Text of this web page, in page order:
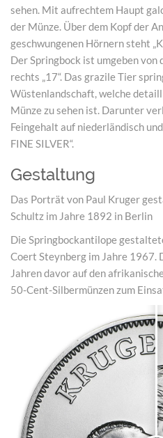
sehen. Mit aufrechtem Haupt
der Münze. Über dem Kopf der
geschwungenen Hörnern steht
Der Springbock ist umgeben von
rechts „17“. Das grazile Tier
Wüstenlandschaft, welche
Münze zu sehen ist. Darunter
Feingehalt auf niederländisch
FINE SILVER“.
Gestaltung
Das Porträt von Paul Kruger
Schultz im Jahre 1892 in Berlin
Die Springbockantilope
Coert Steynberg im Jahre 1967.
Jahren davor auf den
50-Cent-Silbermünzen zum